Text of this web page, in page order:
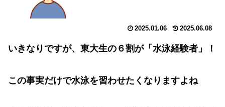
2025.01.06 2025.06.08
いきなりですが、東大生の６割が「水泳経験者」！
この事実だけで水泳を習わせたくなりますよね